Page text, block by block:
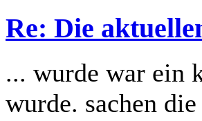
Re: Die
... wurde war ein
wurde. sachen